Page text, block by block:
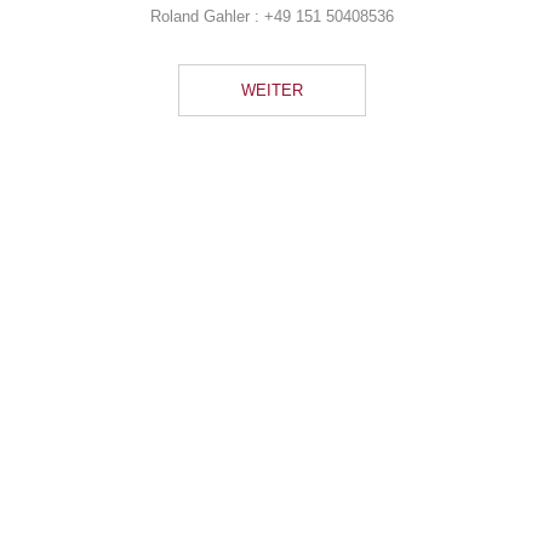
Roland Gahler : +49 151 50408536
WEITER